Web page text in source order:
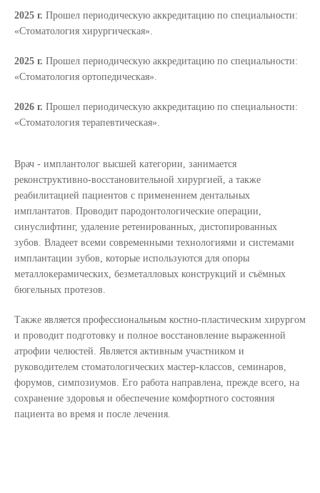
2025 г. Прошел периодическую аккредитацию по специальности:
«Стоматология хирургическая».
2025 г. Прошел периодическую аккредитацию по специальности:
«Стоматология ортопедическая».
2026 г. Прошел периодическую аккредитацию по специальности:
«Стоматология терапевтическая».
Врач - имплантолог высшей категории, занимается
реконструктивно-восстановительной хирургией, а также
реабилитацией пациентов с применением дентальных
имплантатов. Проводит пародонтологические операции,
синуслифтинг, удаление ретенированных, дистопированных
зубов. Владеет всеми современными технологиями и системами
имплантации зубов, которые используются для опоры
металлокерамических, безметалловых конструкций и съёмных
бюгельных протезов.
Также является профессиональным костно-пластическим хирургом
и проводит подготовку и полное восстановление выраженной
атрофии челюстей. Является активным участником и
руководителем стоматологических мастер-классов, семинаров,
форумов, симпозиумов. Его работа направлена, прежде всего, на
сохранение здоровья и обеспечение комфортного состояния
пациента во время и после лечения.